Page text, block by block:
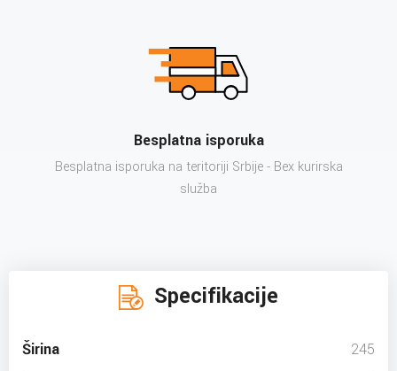
Besplatna isporuka
Besplatna isporuka na teritoriji Srbije - Bex kurirska
služba
Specifikacije
Širina 245